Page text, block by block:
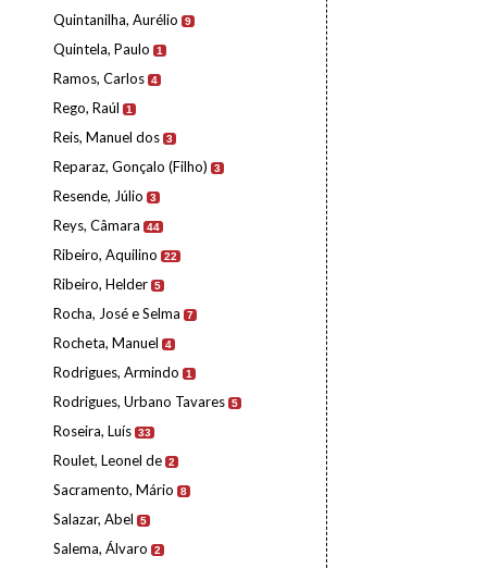
Quintanilha, Aurélio 9
Quintela, Paulo 1
Ramos, Carlos 4
Rego, Raúl 1
Reis, Manuel dos 3
Reparaz, Gonçalo (Filho) 3
Resende, Júlio 3
Reys, Câmara 44
Ribeiro, Aquilino 22
Ribeiro, Helder 5
Rocha, José e Selma 7
Rocheta, Manuel 4
Rodrigues, Armindo 1
Rodrigues, Urbano Tavares 5
Roseira, Luís 33
Roulet, Leonel de 2
Sacramento, Mário 8
Salazar, Abel 5
Salema, Álvaro 2